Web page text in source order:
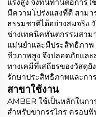
แรงสูง จึงทนทานต่อการใ
มีความโปร่งแสงที่ดี สาม
ธรรมชาติได้อย่างสมจริง
ช่างเทคนิคทันตกรรมสา
แม่นยำและมีประสิทธิภาพ
ชีวภาพสูง จึงปลอดภัยแล
ทางเคมีที่เสถียรของวัสดุ
รักษาประสิทธิภาพและกา
สาขาใช้งาน
AMBER ใช้เป็นหลักในกา
สำหรับขากรรไกร ครอบ